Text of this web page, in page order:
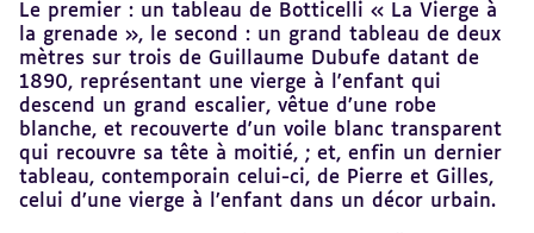
Le premier : un tableau de Botticelli « La Vierge à
la grenade », le second : un grand tableau de deux
mètres sur trois de Guillaume Dubufe datant de
1890, représentant une vierge à l'enfant qui
descend un grand escalier, vêtue d’une robe
blanche, et recouverte d'un voile blanc transparent
qui recouvre sa tête à moitié, ; et, enfin un dernier
tableau, contemporain celui-ci, de Pierre et Gilles,
celui d’une vierge à l’enfant dans un décor urbain.